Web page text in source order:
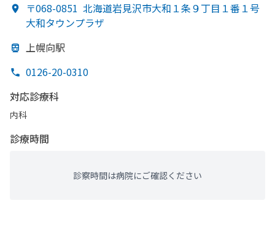
〒068-0851 北海道岩見沢市大和１条９丁目１番１号
大和タウンプラザ
上幌向駅
0126-20-0310
対応診療科
内科
診療時間
診察時間は病院にご確認ください